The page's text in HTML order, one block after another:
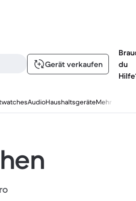
Gerät verkaufen
du
AudioHaushaltsgeräteMehr